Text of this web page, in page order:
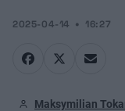
2025-04-14 16:27
Maksymilian